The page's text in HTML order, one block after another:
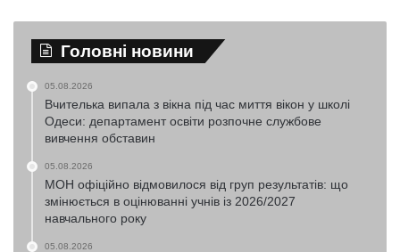
Головні новини
05.08.2026
Вчителька випала з вікна під час миття вікон у школі
Одеси: департамент освіти розпочне службове
вивчення обставин
05.08.2026
МОН офіційно відмовилося від груп результатів: що
змінюється в оцінюванні учнів із 2026/2027
навчального року
05.08.2026